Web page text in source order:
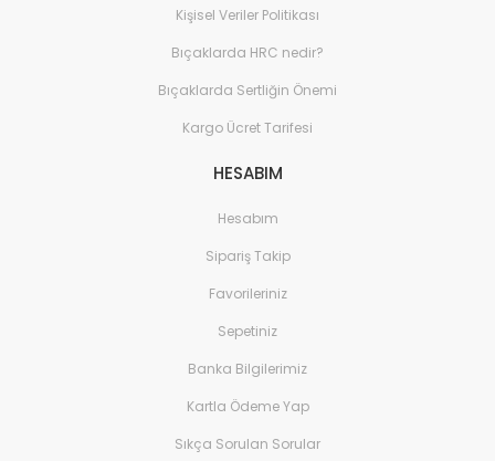
Kişisel Veriler Politikası
Bıçaklarda HRC nedir?
Bıçaklarda Sertliğin Önemi
Kargo Ücret Tarifesi
HESABIM
Hesabım
Sipariş Takip
Favorileriniz
Sepetiniz
Banka Bilgilerimiz
Kartla Ödeme Yap
Sıkça Sorulan Sorular